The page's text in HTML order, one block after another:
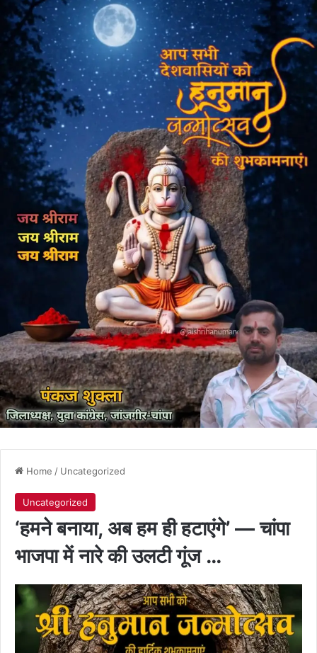
Home / Uncategorized
Uncategorized
‘हमने बनाया, अब हम ही हटाएंगे’ — चांपा
भाजपा में नारे की उलटी गूंज …